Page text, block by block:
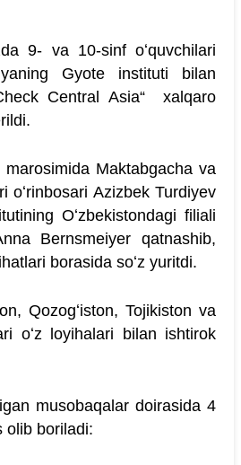
9- va 10-sinf oʻquvchilari
Gyote instituti bilan
Central Asia“ xalqaro
Maktabgacha va
oʻrinbosari Azizbek Turdiyev
Oʻzbekistondagi filiali
Bernsmeiyer qatnashib,
borasida soʻz yuritdi.
Qozogʻiston, Tojikiston va
oʻz loyihalari bilan ishtirok
musobaqalar doirasida 4
olib boriladi: